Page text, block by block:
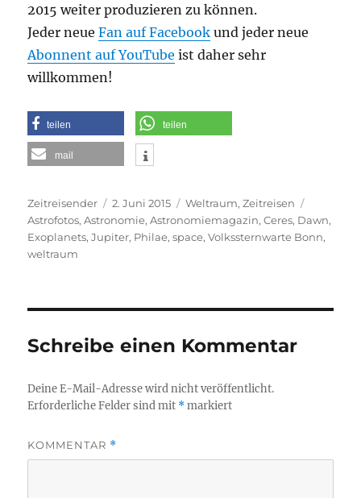
2015 weiter produzieren zu können.
Jeder neueFan auf Facebook und jeder neue
Abonnent auf YouTube ist daher sehr
willkommen!
teilen teilen
mail
Autor
Zeitreisender
Veröffentlicht
am
2. Juni 2015 Kategorien
Weltraum,Zeitreisen
Astrofotos,Astronomie,Astronomiemagazin,Ceres, Dawn,
Exoplanets,Jupiter, Philae,space,Volkssternwarte Bonn,
weltraum
Schreibe einen Kommentar
Deine E-Mail-Adresse wird nicht veröffentlicht.
Erforderliche Felder sind mit *markiert
KOMMENTAR *